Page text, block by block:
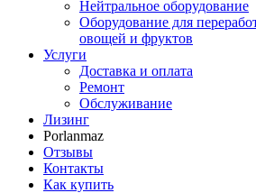
Нейтральное оборудование
Оборудование для
овощей и фруктов
Услуги
Доставка и оплата
Ремонт
Обслуживание
Лизинг
Porlanmaz
Отзывы
Контакты
Как купить